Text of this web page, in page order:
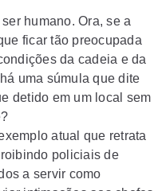
humano. Ora, se a
ficar tão preocupada
da cadeia e da
uma súmula que dite
detido em um local sem
atual que retrata
policiais de
a servir como